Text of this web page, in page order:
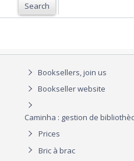
Search
Booksellers, join us
Bookseller website
Caminha : gestion de
Prices
Bric à brac